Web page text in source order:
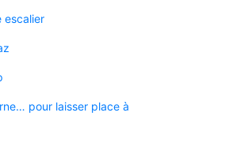
escalier
pour laisser place à